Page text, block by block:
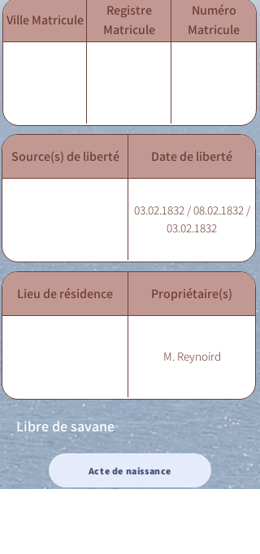
Ville Matricule
Registre
Matricule
Numéro
Matricule
Source(s) de liberté Date de liberté
03.02.1832 / 08.02.1832 /
03.02.1832
Lieu de résidence Propriétaire(s)
M. Reynoird
Libre de savane
Acte de naissance